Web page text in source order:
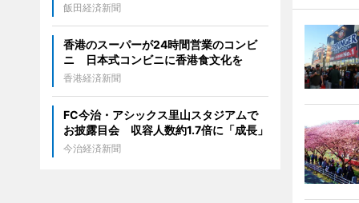
飯田経済新聞
香港のスーパーが24時間営業のコンビ
ニ 日本式コンビニに香港食文化を
香港経済新聞
FC今治・アシックス里山スタジアムで
お披露目会 収容人数約1.7倍に「成長」
今治経済新聞